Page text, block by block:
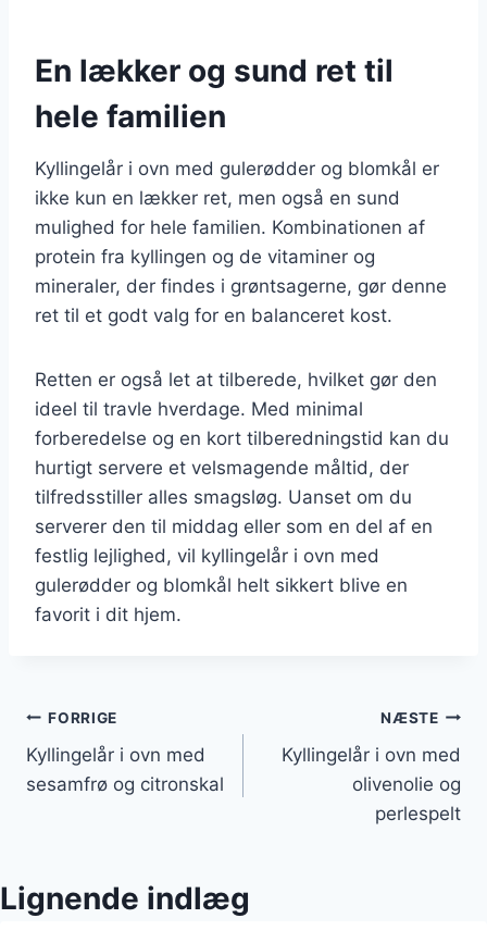
En lækker og sund ret til
hele familien
Kyllingelår i ovn med gulerødder og blomkål er
ikke kun en lækker ret, men også en sund
mulighed for hele familien. Kombinationen af
protein fra kyllingen og de vitaminer og
mineraler, der findes i grøntsagerne, gør denne
ret til et godt valg for en balanceret kost.
Retten er også let at tilberede, hvilket gør den
ideel til travle hverdage. Med minimal
forberedelse og en kort tilberedningstid kan du
hurtigt servere et velsmagende måltid, der
tilfredsstiller alles smagsløg. Uanset om du
serverer den til middag eller som en del af en
festlig lejlighed, vil kyllingelår i ovn med
gulerødder og blomkål helt sikkert blive en
favorit i dit hjem.
Indlægsnavigation
FORRIGE
Kyllingelår i ovn med
sesamfrø og citronskal
NÆSTE
Kyllingelår i ovn med
olivenolie og
perlespelt
Lignende indlæg